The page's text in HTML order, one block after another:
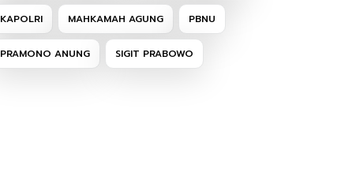
KAPOLRI MAHKAMAH AGUNG PBNU
PRAMONO ANUNG SIGIT PRABOWO